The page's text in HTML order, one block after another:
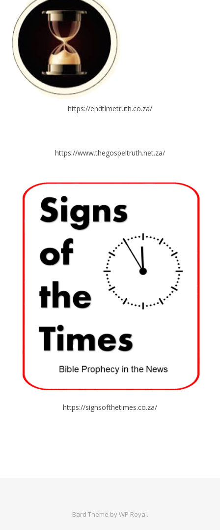
https://endtimetruth.co.za/
https://www.thegospeltruth.net.za/
https://signsofthetimes.co.za/
Bard Theme byWP Royal.